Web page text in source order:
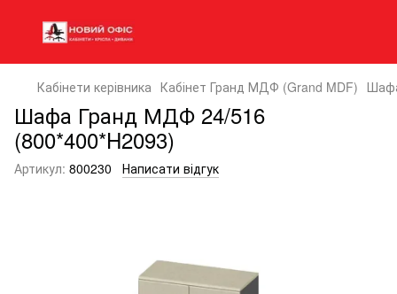
Кабінети керівника Кабінет Гранд МДФ (Grand MDF)
Шафа Гранд МДФ 24/516
(800*400*H2093)
Артикул: 800230 Написати відгук